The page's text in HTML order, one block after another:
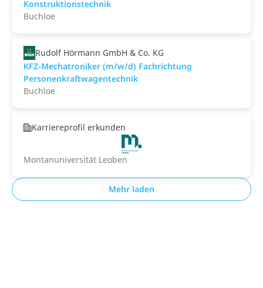
Konstruktionstechnik
Buchloe
Rudolf Hörmann GmbH & Co. KG
KFZ-Mechatroniker (m/w/d) Fachrichtung
Personenkraftwagentechnik
Buchloe
Karriereprofil erkunden
Montanuniversität Leoben
Mehr laden